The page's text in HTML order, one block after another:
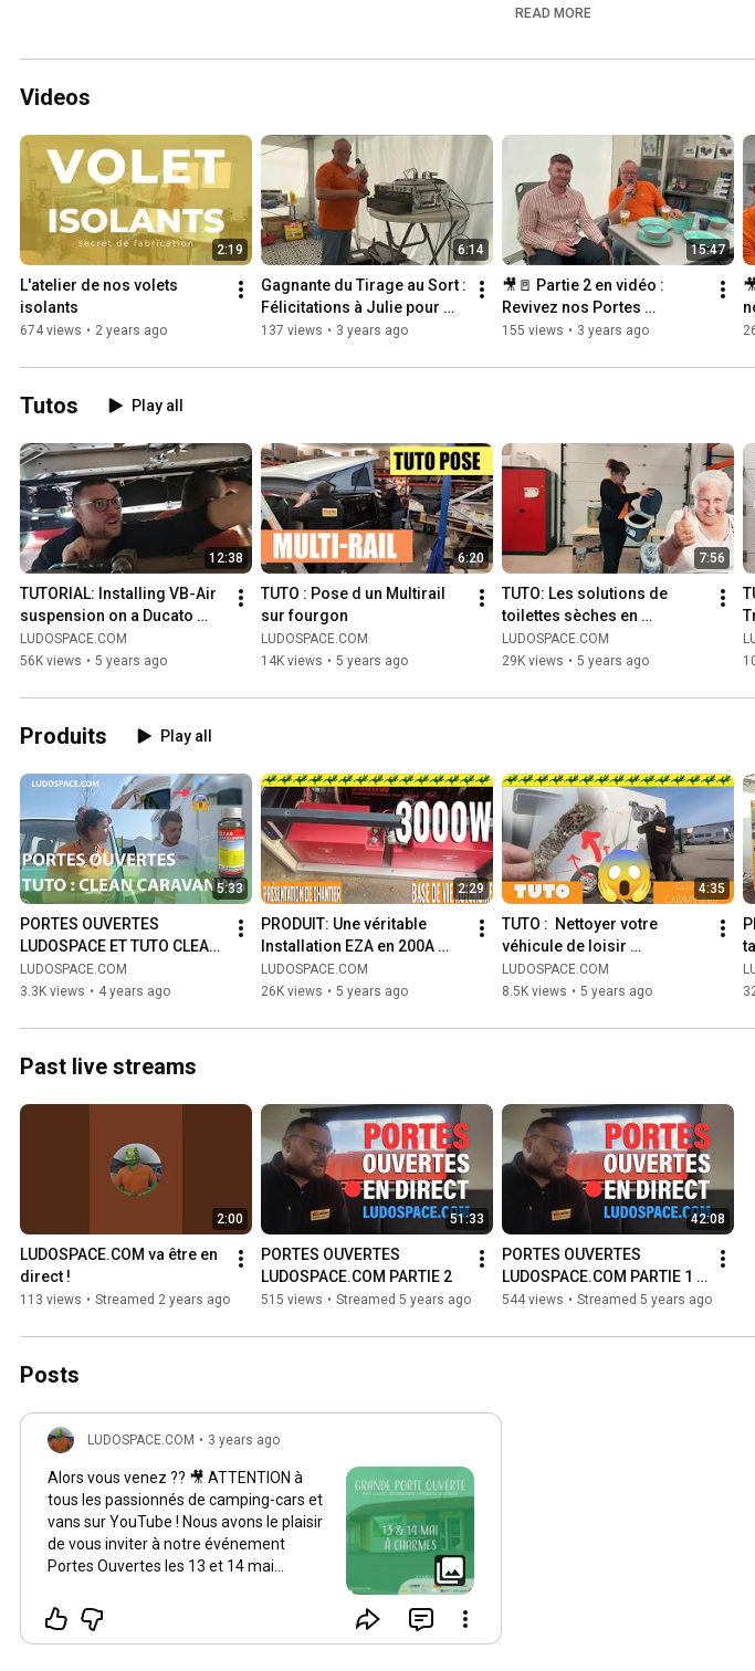
partner @allinvanevasion6215 in
In Charmes (88-Vosges, 20
#teardrops
READ MORE
Videos
2:19
L'atelier de nos volets
isolants
674 views • 2 years ago
6:14
Gagnante du Tirage au Sort :
Félicitations à Julie pour
son nouveau vélo électrique
137 views • 3 years ago
15:47
🎥🚪 Partie 2 en vidéo :
Revivez nos Portes
Ouvertes en direct ! 🎥🚪
155 views • 3 years ago
Tutos Play all
12:38
TUTORIAL: Installing VB-Air
suspension on a Ducato
motorhome
LUDOSPACE.COM
56K views • 5 years ago
6:20
TUTO : Pose d un Multirail
sur fourgon
LUDOSPACE.COM
14K views • 5 years ago
7:56
TUTO: Les solutions de
toilettes sèches en
camping, camping-car,
caravaning ...
LUDOSPACE.COM
29K views • 5 years ago
Produits Play all
5:33
PORTES OUVERTES
LUDOSPACE ET TUTO CLEAN
CARAVANING
LUDOSPACE.COM
3.3K views • 4 years ago
2:29
PRODUIT: Une véritable
Installation EZA en 200A
Lithium et méga
convertisseur 3000W !
LUDOSPACE.COM
26K views • 5 years ago
4:35
TUTO :  Nettoyer votre
véhicule de loisir
Campingcar, fourgons, van,
caravane
LUDOSPACE.COM
8.5K views • 5 years ago
Past live streams
2:00
LUDOSPACE.COM va être en
direct !
113 views • Streamed 2 years ago
51:33
PORTES OUVERTES
LUDOSPACE.COM PARTIE 2
515 views • Streamed 5 years ago
42:08
PORTES OUVERTES
LUDOSPACE.COM PARTIE 1
(partie 2 ce soir à 17h30)
544 views • Streamed 5 years ago
Posts
LUDOSPACE.COM • 3 years ago
Alors vous venez ?? 🎥 ATTENTION à
tous les passionnés de camping-cars et
vans sur YouTube ! Nous avons le plaisir
de vous inviter à notre événement
Portes Ouvertes les 13 et 14 mai
Genussons. Que vous soyez à la
recherche de solutions innovantes, de